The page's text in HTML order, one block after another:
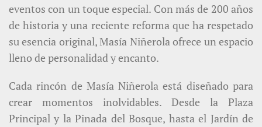
eventos con un toque especial. Con más de 200 años
de historia y una reciente reforma que ha respetado
su esencia original, Masía Niñerola ofrece un espacio
lleno de personalidad y encanto.
Cada rincón de Masía Niñerola está diseñado para
crear momentos inolvidables. Desde la Plaza
Principal y la Pinada del Bosque, hasta el Jardín de